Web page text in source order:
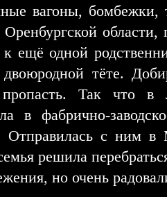
вагоны, бомбежки,
Оренбургской
ещё одной
двоюродной тёте.
пропасть. Так что в
в фабрично-
Отправилась с ним
решила
но очень